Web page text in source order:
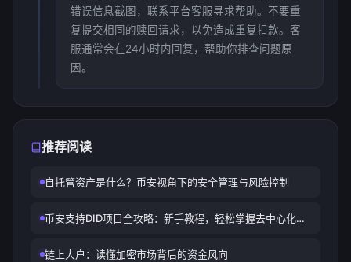
错误信息截图，联系平台客服寻求帮助。不要重
复提交相同的赎回请求，以免造成重复扣款。客
服通常会在24小时内回复，帮助你排查问题原
因。
推荐阅读
自托管资产是什么？币安视角下的安全管理与风险控制
币安支持DID项目全攻略：新手教程，轻松掌握去中心化身
握去中心化身份投资与应用 在Web3时代，去中心化身份
链上大户：读懂加密市场背后的资金风向